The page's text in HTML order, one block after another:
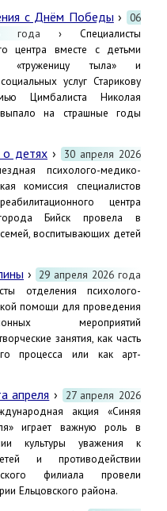
с Днём Победы › 06
года › Специалисты
центра вместе с детьми
«труженицу тыла» и
услуг Старикову
Цимбалиста Николая
на страшные годы
детях › 30 апреля 2026
психолого-медико-
комиссия специалистов
центра
Бийск провела в
воспитывающих детей
› 29 апреля 2026 года
отделения психолого-
помощи для проведения
мероприятий
занятия, как часть
процесса или как арт-
апреля ›
27 апреля 2026
акция «Синяя
играет важную роль в
культуры уважения к
и противодействии
филиала провели
Ельцовского района.